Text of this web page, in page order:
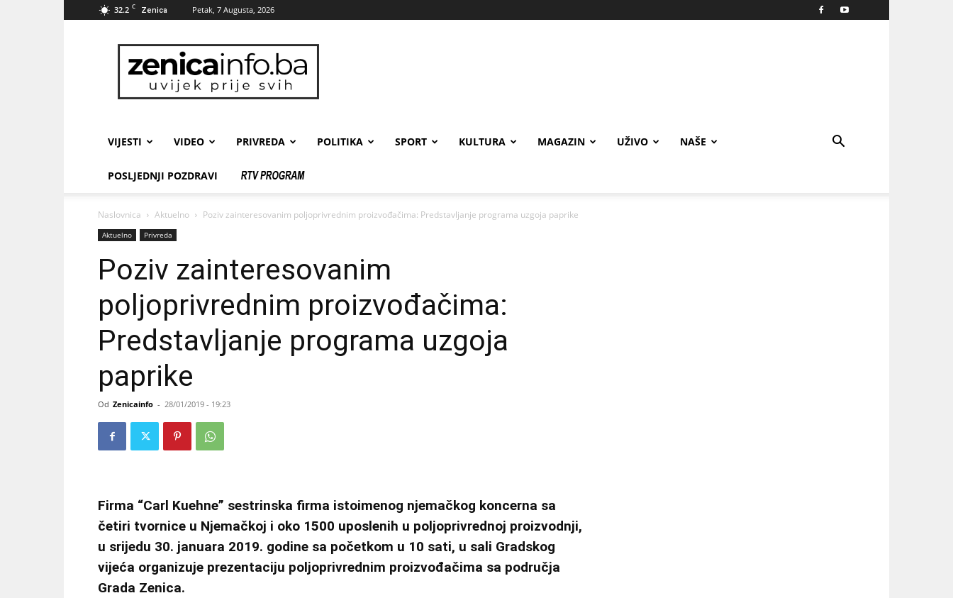
32.2 C Zenica Petak, 7 Augusta, 2026
zenicainfo.ba
VIJESTI VIDEO PRIVREDA POLITIKA SPORT KULTURA MAGAZIN UŽIVO NAŠE
POSLJEDNJI POZDRAVI
Naslovnica Aktuelno Poziv zainteresovanim poljoprivrednim proizvođačima: Predstavljanje programa uzgoja paprike
Aktuelno Privreda
Poziv zainteresovanim
poljoprivrednim proizvođačima:
Predstavljanje programa uzgoja
paprike
Od Zenicainfo - 28/01/2019 - 19:23
Firma “Carl Kuehne” sestrinska firma istoimenog njemačkog koncerna sa
četiri tvornice u Njemačkoj i oko 1500 uposlenih u poljoprivrednoj proizvodnji,
u srijedu 30. januara 2019. godine sa početkom u 10 sati, u sali Gradskog
vijeća organizuje prezentaciju poljoprivrednim proizvođačima sa područja
Grada Zenica.